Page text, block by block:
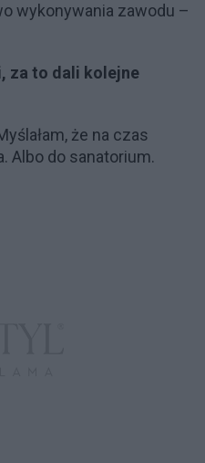
wykonywania zawodu –
za to dali kolejne
że na czas
Albo do sanatorium.